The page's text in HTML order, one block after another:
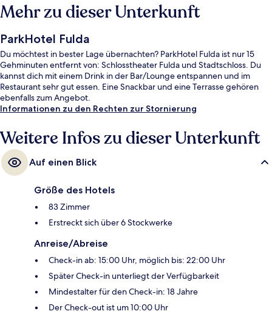
Mehr zu dieser Unterkunft
ParkHotel Fulda
Du möchtest in bester Lage übernachten? ParkHotel Fulda ist nur 15
Gehminuten entfernt von: Schlosstheater Fulda und Stadtschloss. Du
kannst dich mit einem Drink in der Bar/Lounge entspannen und im
Restaurant sehr gut essen. Eine Snackbar und eine Terrasse gehören
ebenfalls zum Angebot.
Informationen zu den Rechten zur Stornierung
Weitere Infos zu dieser Unterkunft
Auf einen Blick
Größe des Hotels
83 Zimmer
Erstreckt sich über 6 Stockwerke
Anreise/Abreise
Check-in ab: 15:00 Uhr, möglich bis: 22:00 Uhr
Später Check-in unterliegt der Verfügbarkeit
Mindestalter für den Check-in: 18 Jahre
Der Check-out ist um 10:00 Uhr